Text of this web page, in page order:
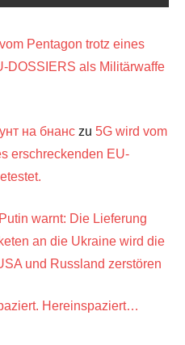
Pentagon trotz eines
DOSSIERS als Militärwaffe
на бнанс zu 5G wird vom
erschreckenden EU-
Putin warnt: Die Lieferung
an die Ukraine wird die
und Russland zerstören
Hereinspaziert…